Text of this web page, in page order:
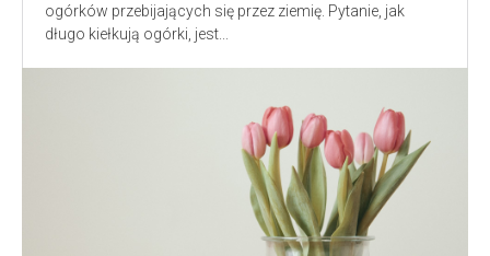
ogórków przebijających się przez ziemię. Pytanie, jak
długo kiełkują ogórki, jest...